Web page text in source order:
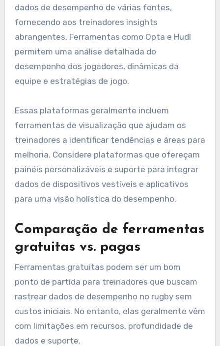
dados de desempenho de várias fontes,
fornecendo aos treinadores insights
abrangentes. Ferramentas como Opta e Hudl
permitem uma análise detalhada do
desempenho dos jogadores, dinâmicas da
equipe e estratégias de jogo.
Essas plataformas geralmente incluem
ferramentas de visualização que ajudam os
treinadores a identificar tendências e áreas para
melhoria. Considere plataformas que ofereçam
painéis personalizáveis e suporte para integrar
dados de dispositivos vestíveis e aplicativos
para uma visão holística do desempenho.
Comparação de ferramentas
gratuitas vs. pagas
Ferramentas gratuitas podem ser um bom
ponto de partida para treinadores que buscam
rastrear dados de desempenho no rugby sem
custos iniciais. No entanto, elas geralmente vêm
com limitações em recursos, profundidade de
dados e suporte.